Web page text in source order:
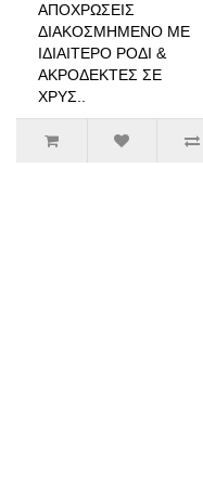
ΑΠΟΧΡΩΣΕΙΣ
ΔΙΑΚΟΣΜΗΜΕΝΟ ΜΕ
ΙΔΙΑΙΤΕΡΟ ΡΟΔΙ &
ΑΚΡΟΔΕΚΤΕΣ ΣΕ
ΧΡΥΣ..